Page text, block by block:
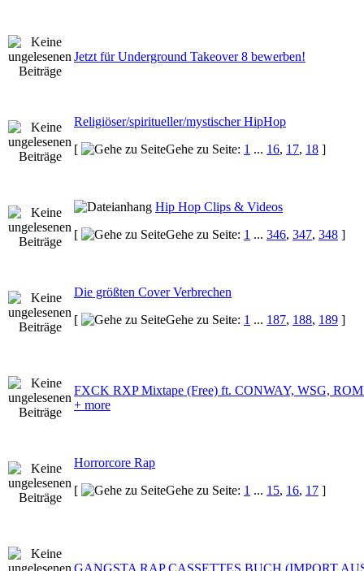
Jetzt für Underground Takeover 8 bewerben!
Religiöser/spiritueller/mystischer HipHop
[
Gehe zu Seite: 1 ... 16, 17, 18 ]
Hip Hop Clips & Videos
[
Gehe zu Seite: 1 ... 346, 347, 348 ]
Die größten Cover Verbrechen
[
Gehe zu Seite: 1 ... 187, 188, 189 ]
FXCK RXP Mixtape (Free) ft. CONWAY, WSG,
+ more
Horrorcore Rap
[
Gehe zu Seite: 1 ... 15, 16, 17 ]
GANGSTA RAP CASSETTES BUCH (IMPORT